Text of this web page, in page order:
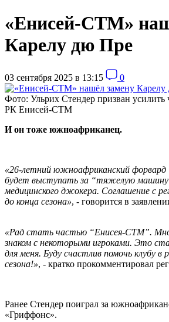
«Енисей-СТМ»
Карелу дю Пре
03 сентября 2025 в 13:15 0
Фото: Ульрих Стендер призван усилить
РК Енисей-СТМ
И он тоже южноафриканец.
«26-летний южноафриканский форвард
будет выступать за “тяжелую
медицинского джокера. Соглашение с
до конца сезона», - говорится в
«Рад стать частью “Енисея-СТМ”.
знаком с некоторыми игроками. Это
для меня. Буду счастлив помочь клубу
сезона!», - кратко прокомментировал
Ранее Стендер поиграл за
«Гриффонс».